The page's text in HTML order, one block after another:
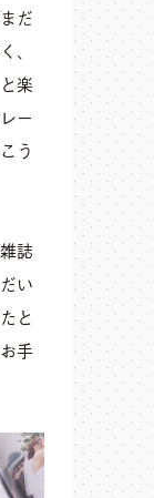
だ
、
楽
ー
う
誌
い
と
手